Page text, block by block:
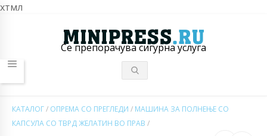
хтмл
Се препорачува сигурна услуга
КАТАЛОГ/ ОПРЕМА СО ПРЕГЛЕДИ / МАШИНА ЗА ПОЛНЕЊЕ СО
КАПСУЛА СО ТВРД ЖЕЛАТИН ВО ПРАВ /